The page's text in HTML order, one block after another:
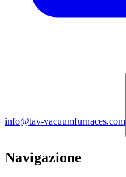
info@tav-vacuumfurnaces.com
Navigazione